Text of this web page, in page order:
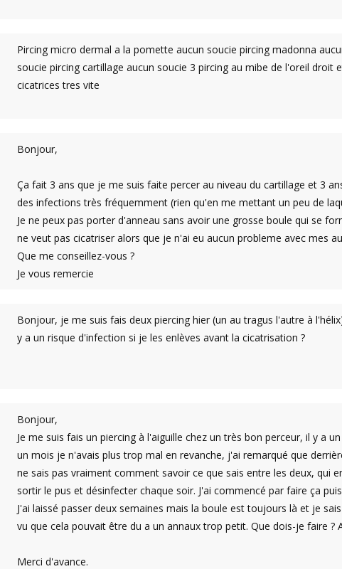
Pircing micro dermal a la pomette aucun soucie pircing madonna
soucie pircing cartillage aucun soucie 3 pircing au mibe de l'oreil
cicatrices tres vite
Bonjour,
Ça fait 3 ans que je me suis faite percer au niveau du cartillage et 3
des infections très fréquemment (rien qu'en me mettant un peu de
Je ne peux pas porter d'anneau sans avoir une grosse boule qui se
ne veut pas cicatriser alors que je n'ai eu aucun probleme avec mes
Que me conseillez-vous ?
Je vous remercie
Bonjour, je me suis fais deux piercing hier (un au tragus l'autre à
y a un risque d'infection si je les enlèves avant la cicatrisation ?
Bonjour,
Je me suis fais un piercing à l'aiguille chez un très bon perceur, il y a
un mois je n'avais plus trop mal en revanche, j'ai remarqué que
ne sais pas vraiment comment savoir ce que sais entre les deux, qui
sortir le pus et désinfecter chaque soir. J'ai commencé par faire ça
J'ai laissé passer deux semaines mais la boule est toujours là et je
vu que cela pouvait être du a un annaux trop petit. Que dois-je faire
Merci d'avance.